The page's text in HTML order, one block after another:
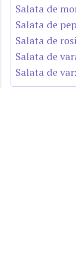
Salata de
Salata de
Salata de
Salata de
Salata de